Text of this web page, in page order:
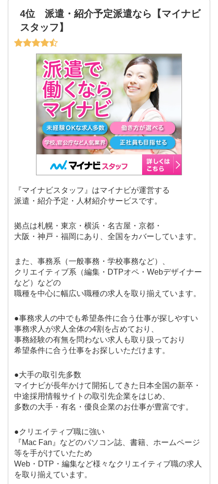
4位 派遣・紹介予定派遣なら【マイナビ
スタッフ】
『マイナビスタッフ』はマイナビが運営する
派遣・紹介予定・人材紹介サービスです。
拠点は札幌・東京・横浜・名古屋・京都・
大阪・神戸・福岡にあり、全国をカバーしています。
また、事務系（一般事務・学校事務など）、
クリエイティブ系（編集・DTPオペ・Webデザイナー
など）などの
職種を中心に幅広い職種の求人を取り揃えています。
●事務求人の中でも希望条件に合う仕事が探しやすい
事務求人が求人全体の4割を占めており、
事務経験の有無を問わない求人も取り扱っており
希望条件に合う仕事をお探しいただけます。
●大手の取引先多数
マイナビが長年かけて開拓してきた日本全国の新卒・
中途採用情報サイトの取引先企業をはじめ、
多数の大手・有名・優良企業のお仕事が豊富です。
●クリエイティブ職に強い
『Mac Fan』などのパソコン誌、書籍、ホームページ
等を手がけていたため
Web・DTP・編集など様々なクリエイティブ職の求人
を取り揃えています。